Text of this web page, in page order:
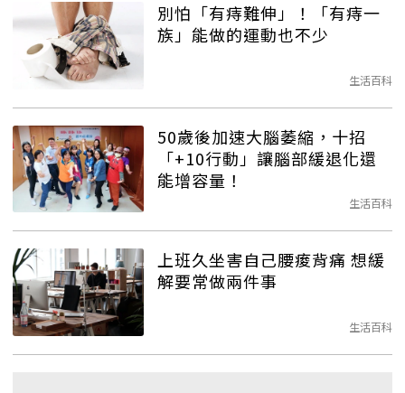
別怕「有痔難伸」！「有痔一
族」能做的運動也不少
生活百科
50歲後加速大腦萎縮，十招
「+10行動」讓腦部緩退化還
能增容量！
生活百科
上班久坐害自己腰痠背痛 想緩
解要常做兩件事
生活百科